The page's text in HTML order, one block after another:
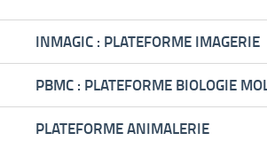
INMAGIC : PLATEFORME IMAGERIE
PBMC : PLATEFORME BIOLOGIE
PLATEFORME ANIMALERIE